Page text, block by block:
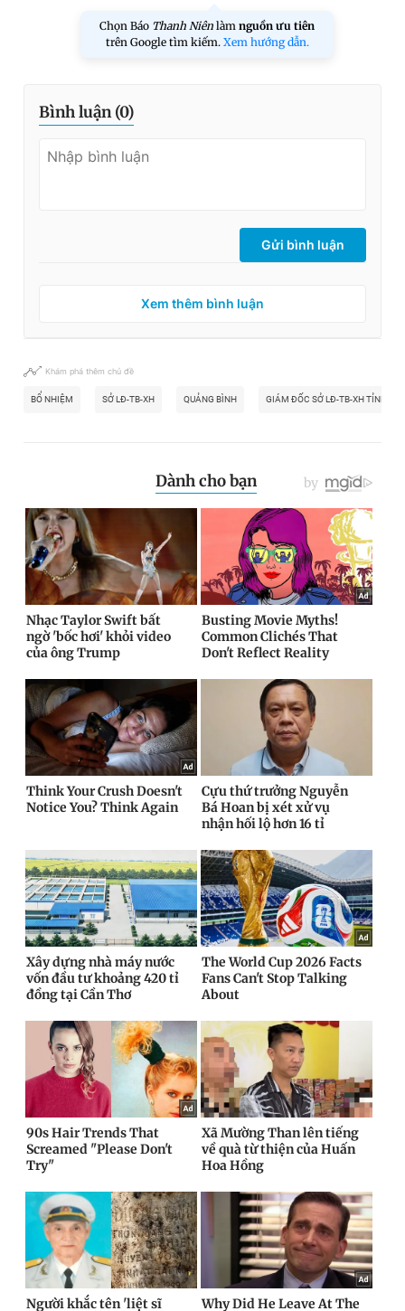
Chọn Báo Thanh Niên làm nguồn ưu tiên
trên Google tìm kiếm. Xem hướng dẫn.
Bình luận (0)
Gửi bình luận
Xem thêm bình luận
Khám phá thêm chủ đề
BỔ NHIỆM SỞ LĐ-TB-XH QUẢNG BÌNH GIÁM ĐỐC SỞ LĐ-TB-XH TỈNH